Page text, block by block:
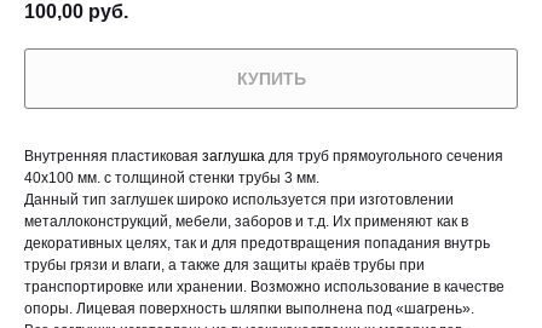
100,00 руб.
КУПИТЬ
Внутренняя пластиковая заглушка для труб прямоугольного сечения
40х100 мм. с толщиной стенки трубы 3 мм.
Данный тип заглушек широко используется при изготовлении
металлоконструкций, мебели, заборов и т.д. Их применяют как в
декоративных целях, так и для предотвращения попадания внутрь
трубы грязи и влаги, а также для защиты краёв трубы при
транспортировке или хранении. Возможно использование в качестве
опоры. Лицевая поверхность шляпки выполнена под «шагрень».